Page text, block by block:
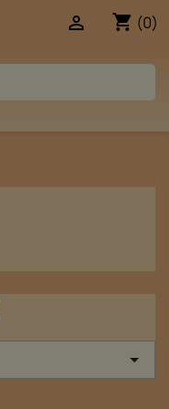
shopping_cart (0)

